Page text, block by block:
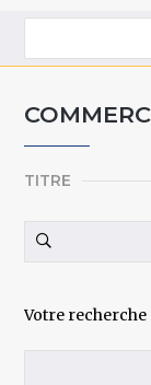
TITRE
Votre recherche